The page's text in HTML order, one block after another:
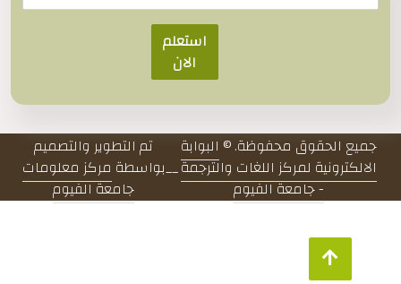
استعلم
الان
جميع الحقوق محفوظة. ©البوابة
الالكترونية لمركز اللغات والترجمة
- جامعة الفيوم
__
تم التطوير والتصميم
بواسطةمركز معلومات
جامعة الفيوم